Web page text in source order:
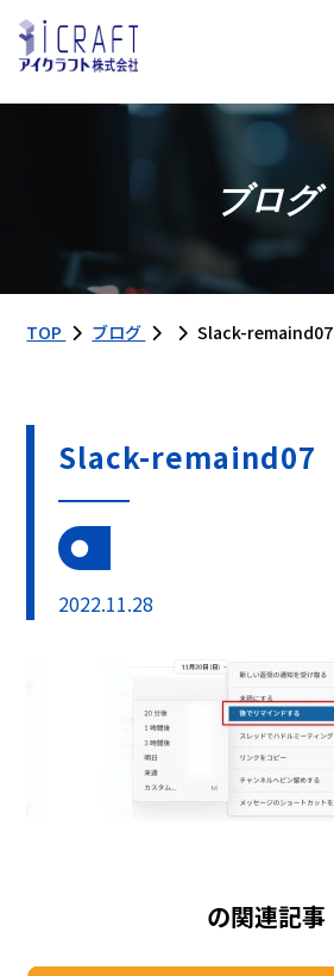
ブログ
TOP ブログ Slack-remaind07
Slack-remaind07
2022.11.28
の関連記事